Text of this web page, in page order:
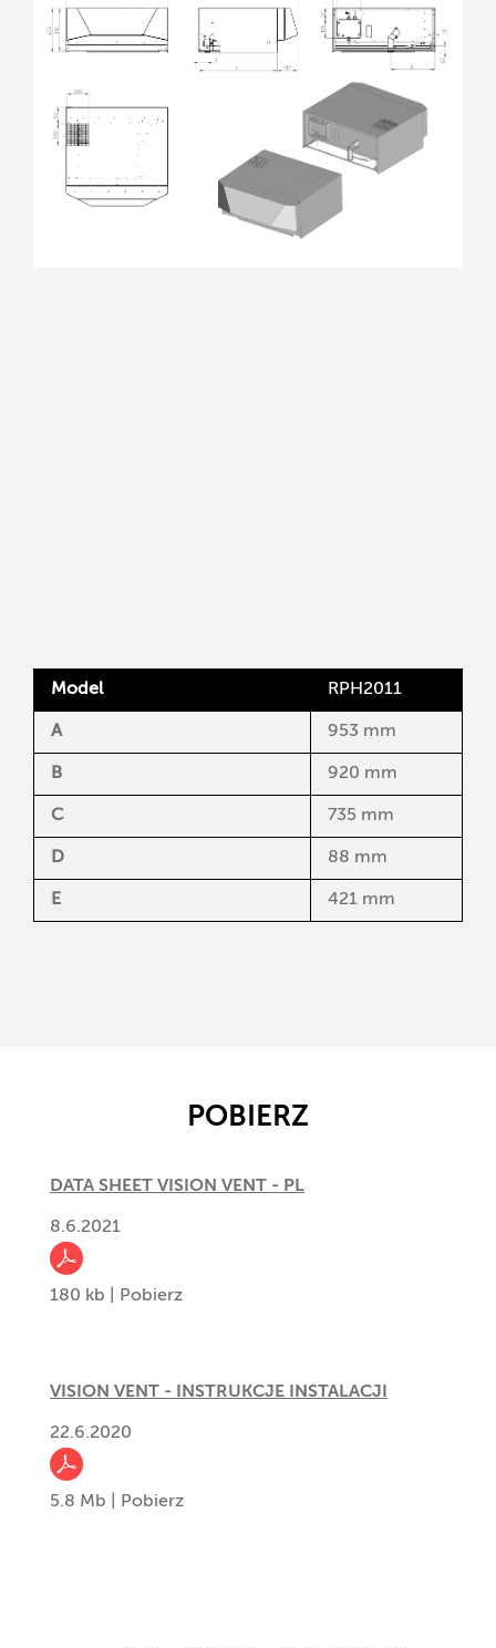
Model RPH2011
A 953 mm
B 920 mm
C 735 mm
D 88 mm
E 421 mm
POBIERZ
DATA SHEET VISION VENT - PL
8.6.2021
180 kb | Pobierz
VISION VENT - INSTRUKCJE INSTALACJI
22.6.2020
5.8 Mb | Pobierz